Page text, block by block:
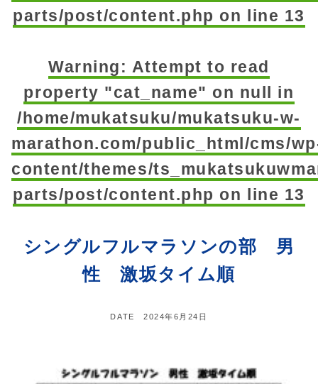
parts/post/content.php on line 13
Warning: Attempt to read
property "cat_name" on null in
/home/mukatsuku/mukatsuku-w-
marathon.com/public_html/cms/
content/themes/
parts/post/content.php on line 13
シングルフルマラソンの部 男
性 激坂タイム順
DATE2024年6月24日